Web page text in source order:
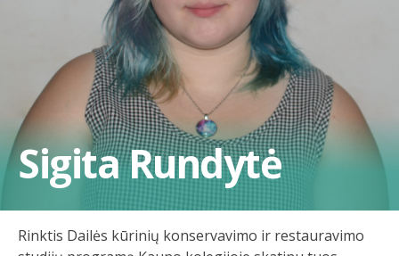
Sigita Rundytė
Rinktis Dailės kūrinių konservavimo ir restauravimo